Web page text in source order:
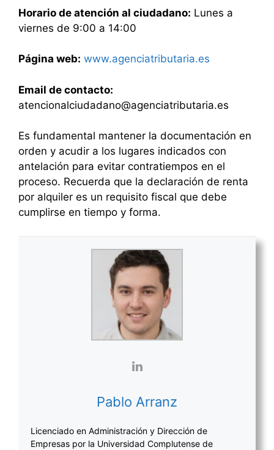
Horario de atención al ciudadano: Lunes a
viernes de 9:00 a 14:00
Página web: www.agenciatributaria.es
Email de contacto:
atencionalciudadano@agenciatributaria.es
Es fundamental mantener la documentación en
orden y acudir a los lugares indicados con
antelación para evitar contratiempos en el
proceso. Recuerda que la declaración de renta
por alquiler es un requisito fiscal que debe
cumplirse en tiempo y forma.
Pablo Arranz
Licenciado en Administración y Dirección de
Empresas por la Universidad Complutense de